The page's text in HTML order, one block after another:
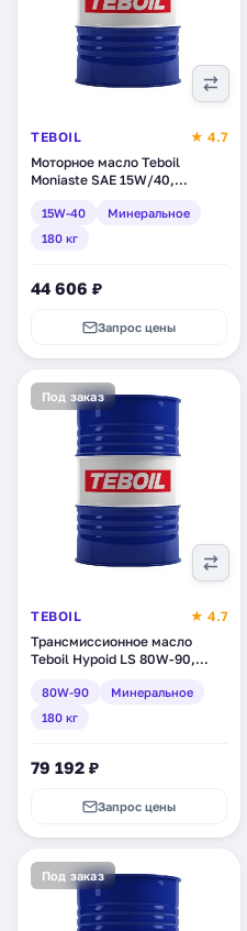
TEBOIL
★ 4.7
Моторное масло Teboil
Moniaste SAE 15W/40,
15W-40
Минеральное
180 кг
44 606 ₽
Запрос цены
Под заказ
TEBOIL
★ 4.7
Трансмиссионное масло
Teboil Hypoid LS 80W-90,
80W-90
Минеральное
180 кг
79 192 ₽
Запрос цены
Под заказ